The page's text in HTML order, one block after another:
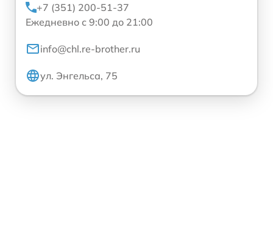
+7 (351) 200-51-37
Ежедневно с 9:00 до 21:00
info@chl.re-brother.ru
ул. Энгельса, 75